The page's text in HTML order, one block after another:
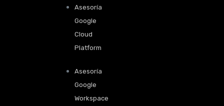
Asesoría
Google
Cloud
Platform
Asesoría
Google
Workspace